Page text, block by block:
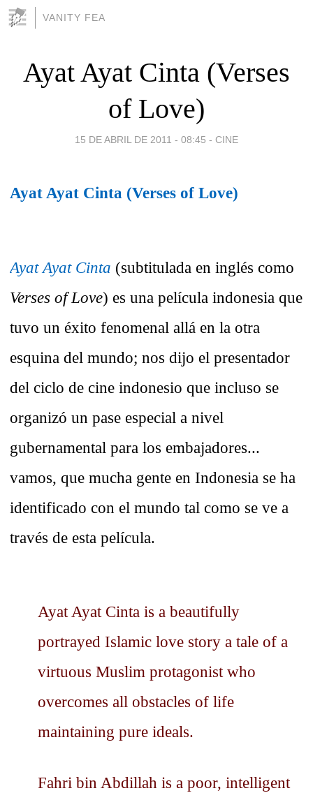
VANITY FEA
Ayat Ayat Cinta (Verses
of Love)
15 DE ABRIL DE 2011 - 08:45 - CINE
Ayat Ayat Cinta (Verses of Love)
Ayat Ayat Cinta (subtitulada en inglés como
Verses of Love) es una película indonesia que
tuvo un éxito fenomenal allá en la otra
esquina del mundo; nos dijo el presentador
del ciclo de cine indonesio que incluso se
organizó un pase especial a nivel
gubernamental para los embajadores...
vamos, que mucha gente en Indonesia se ha
identificado con el mundo tal como se ve a
través de esta película.
Ayat Ayat Cinta is a beautifully
portrayed Islamic love story a tale of a
virtuous Muslim protagonist who
overcomes all obstacles of life
maintaining pure ideals.
Fahri bin Abdillah is a poor, intelligent